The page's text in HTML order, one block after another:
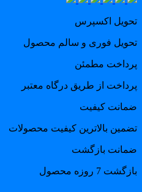
اکسپرس
فوری و سالم محصول
مطمئن
از طریق درگاه معتبر
کیفیت
بالاترین کیفیت محصولات
بازگشت
7 روزه محصول